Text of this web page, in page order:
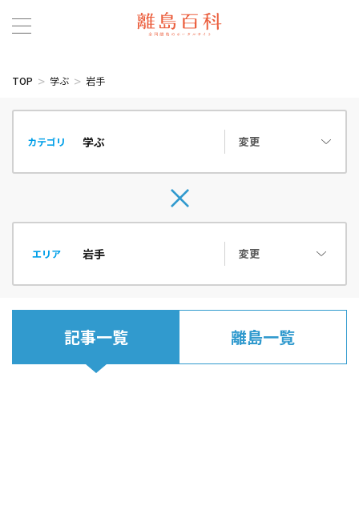
TOP 学ぶ 岩手
カテゴリ 変更
エリア 変更
記事一覧 離島一覧